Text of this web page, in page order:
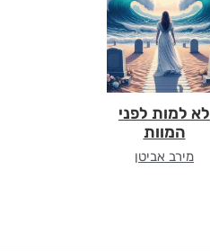
לא למות לפני
המוות
מירב אביטן